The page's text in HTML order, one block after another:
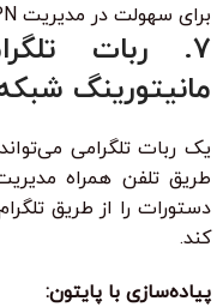
برای سهولت در مدیریت VPN.
7. ربات
مانیتورینگ
یک ربات تلگرامی
طریق تلفن همراه
دستورات را از طریق
کند.
پیاده‌سازی با پایتون: